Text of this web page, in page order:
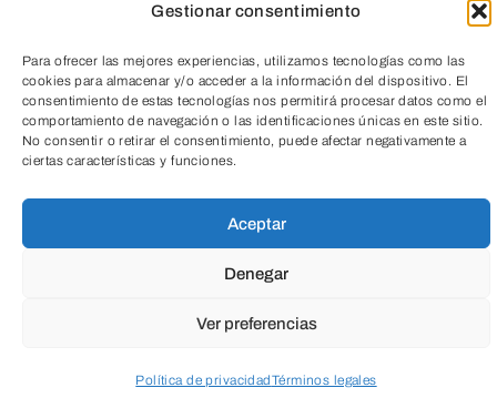
Gestionar consentimiento
Para ofrecer las mejores experiencias, utilizamos tecnologías como las
cookies para almacenar y/o acceder a la información del dispositivo. El
consentimiento de estas tecnologías nos permitirá procesar datos como el
comportamiento de navegación o las identificaciones únicas en este sitio.
No consentir o retirar el consentimiento, puede afectar negativamente a
ciertas características y funciones.
Aceptar
Denegar
Ver preferencias
Política de privacidadTérminos legales
TeleEntradas